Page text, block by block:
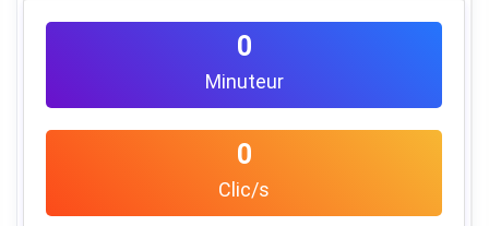
0
Minuteur
0
Clic/s